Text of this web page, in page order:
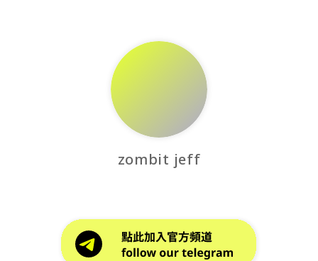
zombit jeff